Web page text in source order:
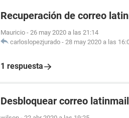
Recuperación de correo
Mauricio - 26 may 2020 a las 21:14
carloslopezjurado - 28 may 2020 a las
1 respuesta
Desbloquear correo latinmail